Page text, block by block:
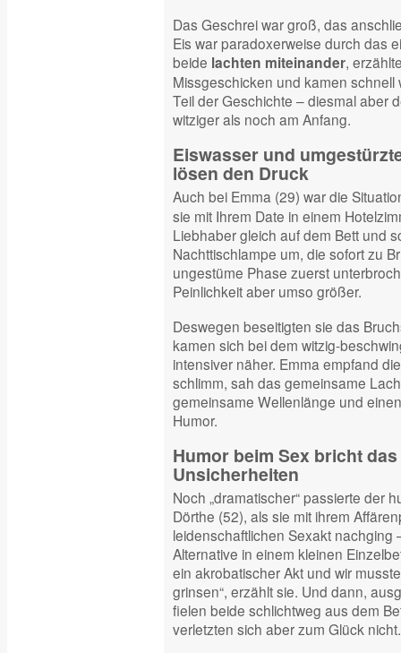
Das Geschrei war groß, das
Eis war paradoxerweise durch das
beide lachten miteinander,
Missgeschicken und kamen
Teil der Geschichte – diesmal aber
witziger als noch am Anfang.
Eiswasser und
lösen den Druck
Auch bei Emma (29) war die
sie mit Ihrem Date in einem
Liebhaber gleich auf dem Bett und
Nachttischlampe um, die sofort zu
ungestüme Phase zuerst
Peinlichkeit aber umso größer.
Deswegen beseitigten sie das
kamen sich bei dem witzig-
intensiver näher. Emma empfand
schlimm, sah das gemeinsame
gemeinsame Wellenlänge und
Humor.
Humor beim Sex bricht
Unsicherheiten
Noch „dramatischer“ passierte der
Dörthe (52), als sie mit ihrem
leidenschaftlichen Sexakt nachging
Alternative in einem kleinen
ein akrobatischer Akt und wir
grinsen“, erzählt sie. Und dann,
fielen beide schlichtweg aus dem
verletzten sich aber zum Glück nicht.